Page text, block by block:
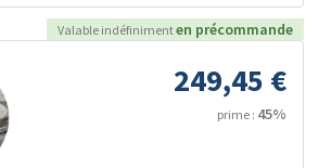
Valable indéfinimenten précommande
249,45 €
prime : 45%